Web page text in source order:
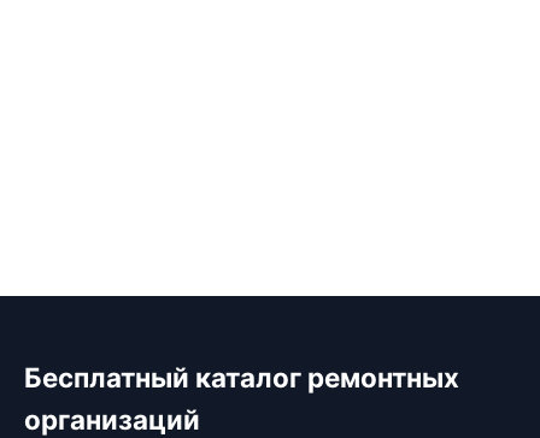
Бесплатный каталог ремонтных
организаций